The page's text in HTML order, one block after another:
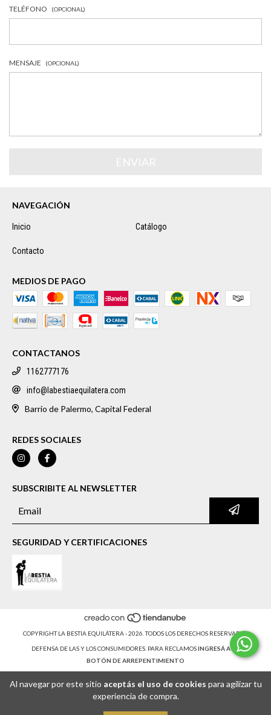
Al navegar por este sitio aceptás el uso de cookies para agilizar tu
experiencia de compra.
TELÉFONO (OPCIONAL)
MENSAJE (OPCIONAL)
NAVEGACIÓN
Inicio Catálogo
Contacto
MEDIOS DE PAGO
CONTACTANOS
1162777176
info@labestiaequilatera.com
Barrio de Palermo, Capital Federal
REDES SOCIALES
SUBSCRIBITE AL NEWSLETTER
SEGURIDAD Y CERTIFICACIONES
COPYRIGHT LA BESTIA EQUILÁTERA - 2026. TODOS LOS DERECHOS RESERVADOS.
DEFENSA DE LAS Y LOS CONSUMIDORES. PARA RECLAMOS INGRESÁ ACÁ.
BOTÓN DE ARREPENTIMIENTO